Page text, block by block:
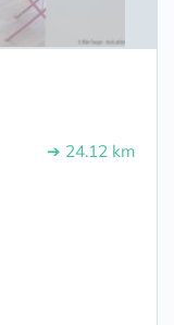
➔ 24.12 km